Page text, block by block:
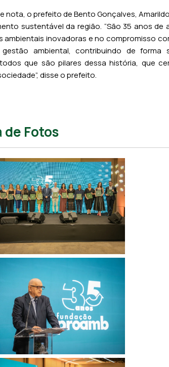
nota, o prefeito de Bento Gonçalves,
sustentável da região. “São 35 anos
ambientais inovadoras e no compromisso
ambiental, contribuindo de forma
que são pilares dessa história, que
disse o prefeito.
de Fotos